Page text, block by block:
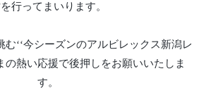
行ってまいります。
む‘‘今シーズンのアルビレックス新潟レ
の熱い応援で後押しをお願いいたしま
す。